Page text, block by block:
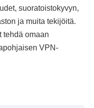
suoratoistokyvyn,
ja muita tekijöitä.
tehdä omaan
VPN-